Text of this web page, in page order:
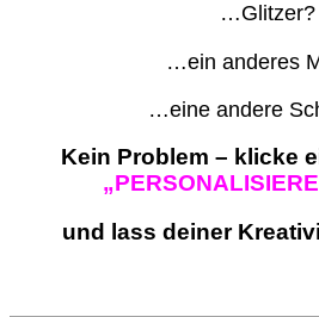
…Glitzer?
…ein anderes
…eine andere
Kein Problem – klicke
und lass deiner